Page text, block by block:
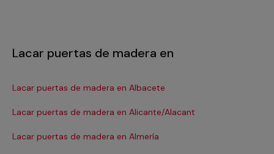
Lacar puertas de madera en
Lacar puertas de madera en Albacete
Lacar puertas de madera en Alicante/Alacant
Lacar puertas de madera en Almería